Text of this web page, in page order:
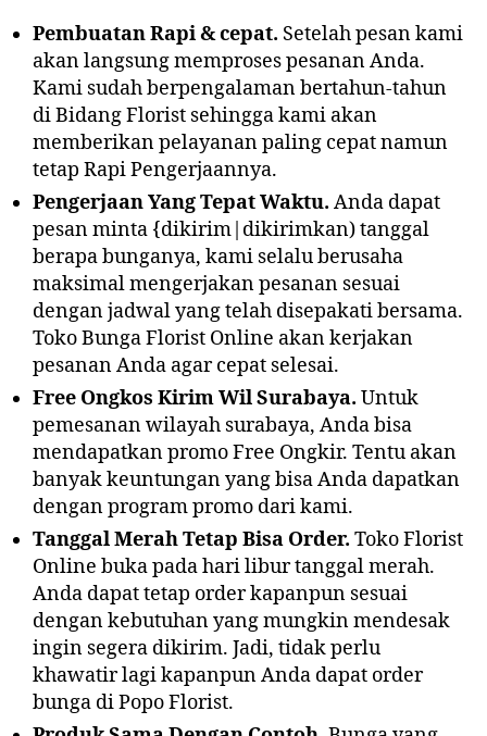
Pembuatan Rapi & cepat. Setelah pesan kami
akan langsung memproses pesanan Anda.
Kami sudah berpengalaman bertahun-tahun
di Bidang Florist sehingga kami akan
memberikan pelayanan paling cepat namun
tetap Rapi Pengerjaannya.
Pengerjaan Yang Tepat Waktu. Anda dapat
pesan minta {dikirim|dikirimkan) tanggal
berapa bunganya, kami selalu berusaha
maksimal mengerjakan pesanan sesuai
dengan jadwal yang telah disepakati bersama.
Toko Bunga Florist Online akan kerjakan
pesanan Anda agar cepat selesai.
Free Ongkos Kirim Wil Surabaya. Untuk
pemesanan wilayah surabaya, Anda bisa
mendapatkan promo Free Ongkir. Tentu akan
banyak keuntungan yang bisa Anda dapatkan
dengan program promo dari kami.
Tanggal Merah Tetap Bisa Order. Toko Florist
Online buka pada hari libur tanggal merah.
Anda dapat tetap order kapanpun sesuai
dengan kebutuhan yang mungkin mendesak
ingin segera dikirim. Jadi, tidak perlu
khawatir lagi kapanpun Anda dapat order
bunga di Popo Florist.